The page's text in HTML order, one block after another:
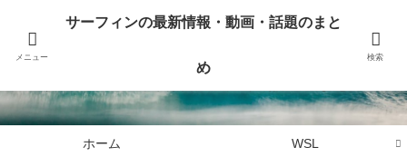
サーフィンに関するニュース・話題や最新情報を写真、画像、動画でまとめて
ホーム WSL
メニュー
サーフィンの最新情報・動画・話題のまと
め
検索